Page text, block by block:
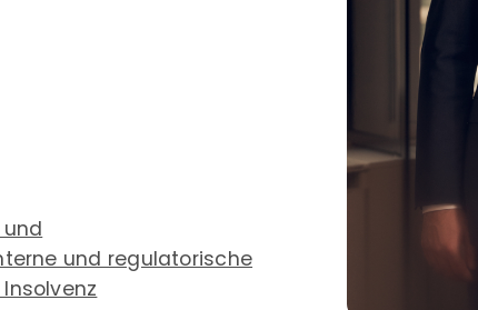
und regulatorische